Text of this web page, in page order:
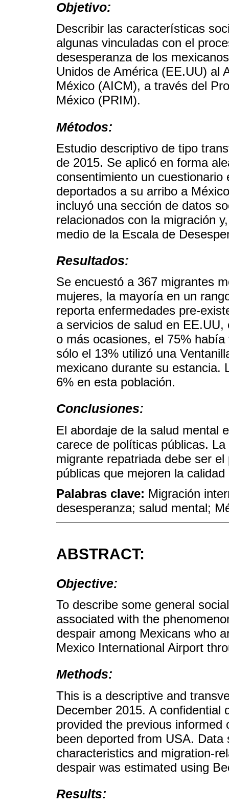
Objetivo:
Describir las características
algunas vinculadas con el
desesperanza de los
Unidos de América (EE.UU) al
México (AICM), a través del
México (PRIM).
Métodos:
Estudio descriptivo de tipo
de 2015. Se aplicó en forma
consentimiento un
deportados a su arribo a
incluyó una sección de datos
relacionados con la migración
medio de la Escala de
Resultados:
Se encuestó a 367 migrantes
mujeres, la mayoría en un
reporta enfermedades pre-
a servicios de salud en
o más ocasiones, el 75%
sólo el 13% utilizó una
mexicano durante su estancia.
6% en esta población.
Conclusiones:
El abordaje de la salud mental
carece de políticas públicas.
migrante repatriada debe ser
públicas que mejoren la
Palabras clave: Migración
desesperanza; salud mental;
ABSTRACT:
Objective:
To describe some general
associated with the
despair among Mexicans who
Mexico International Airport
Methods:
This is a descriptive and
December 2015. A confidential
provided the previous
been deported from USA.
characteristics and migration-
despair was estimated using
Results: